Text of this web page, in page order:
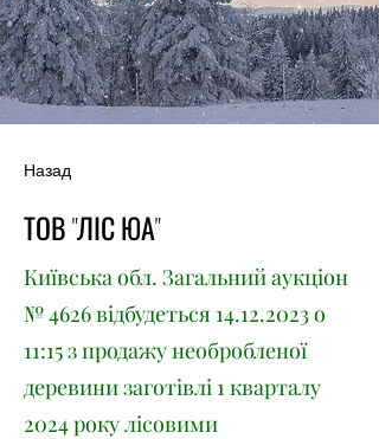
Назад
ТОВ "ЛІС ЮА"
Київська обл. Загальний аукціон
№ 4626 відбудеться 14.12.2023о
11:15 з продажу необробленої
деревини заготівлі 1 кварталу
2024 року лісовими